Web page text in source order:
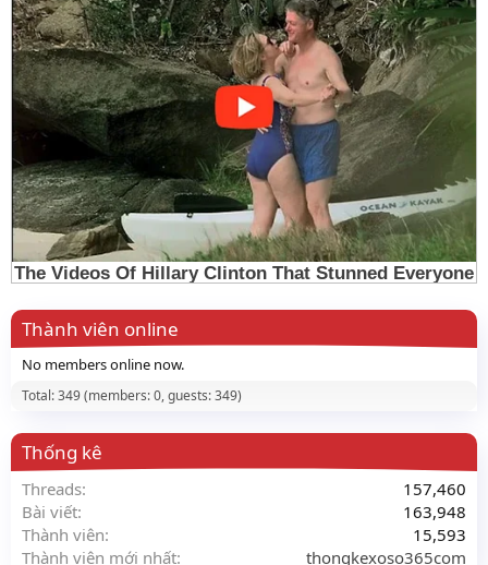
Thành viên online
No members online now.
Total: 349 (members: 0, guests: 349)
Thống kê
Threads
157,460
Bài viết
163,948
Thành viên
15,593
Thành viên mới nhất
thongkexoso365com